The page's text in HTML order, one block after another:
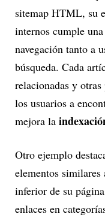
sitemap HTML, su
internos cumple
navegación tanto a
búsqueda. Cada
relacionadas y
los usuarios a
mejora la
Otro ejemplo
elementos
inferior de su
enlaces en